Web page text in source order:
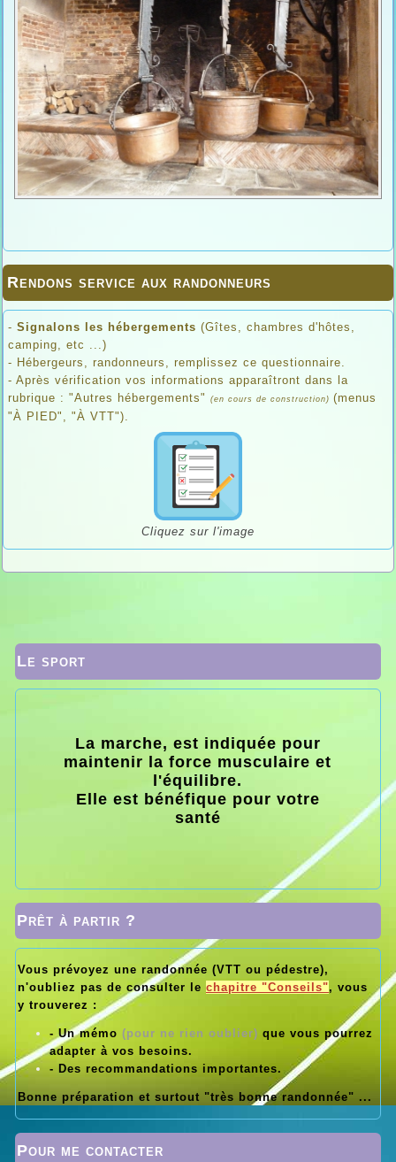
Rendons service aux randonneurs
- Signalons les hébergements (Gîtes, chambres d'hôtes,
camping, etc ...)
- Hébergeurs, randonneurs, remplissez ce questionnaire.
- Après vérification vos informations apparaîtront dans la
rubrique : "Autres hébergements"
(en cours de construction) (menus
"À PIED", "À VTT").
Cliquez sur l'image
Le sport
La marche, est indiquée pour
maintenir la force musculaire et
l'équilibre.
Elle est bénéfique pour votre
santé
Prêt à partir ?
Vous prévoyez une randonnée (VTT ou pédestre),
n'oubliez pas de consulter le chapitre "Conseils", vous
y trouverez :
- Un mémo (pour ne rien oublier) que vous pourrez
adapter à vos besoins.
- Des recommandations importantes.
Bonne préparation et surtout "très bonne randonnée" ...
Pour me contacter